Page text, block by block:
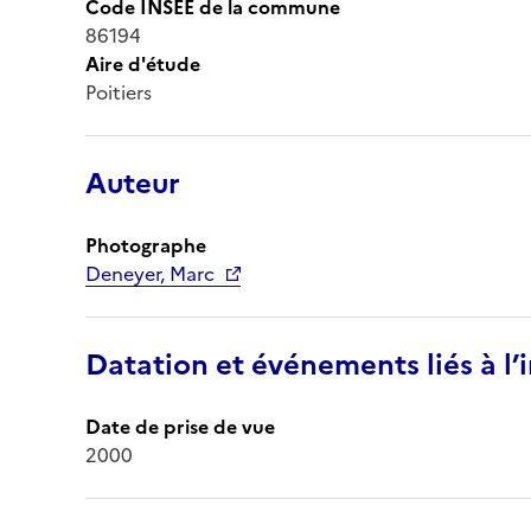
Code INSEE de la commune
86194
Aire d'étude
Poitiers
Auteur
Photographe
Deneyer, Marc
Datation et événements liés à
Date de prise de vue
2000